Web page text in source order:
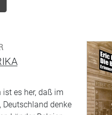
die
Form, die sowohl
Kafkas Weltsicht
anonym, sind
Geschehen
Art einer
zermalmt. Ein
ist es her, daß im
Deutschland denke